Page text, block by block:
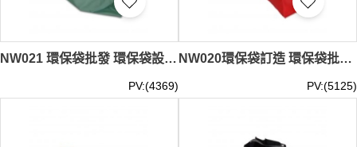
NW021 環保袋批發 環保袋設計 #42*34cm
PV:(4369)
NW020環保袋訂造 環保袋批發 家居 防護 抗疫 防疫 禮品包 關愛物品 #25*35*10cm
PV:(5125)